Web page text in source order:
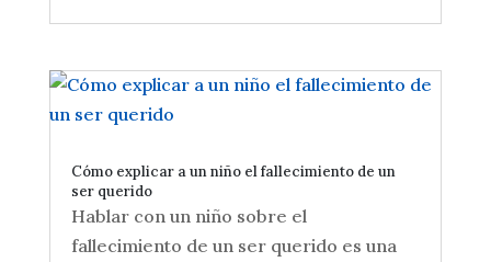
Cómo explicar a un niño el fallecimiento de un
ser querido
Hablar con un niño sobre el
fallecimiento de un ser querido es una